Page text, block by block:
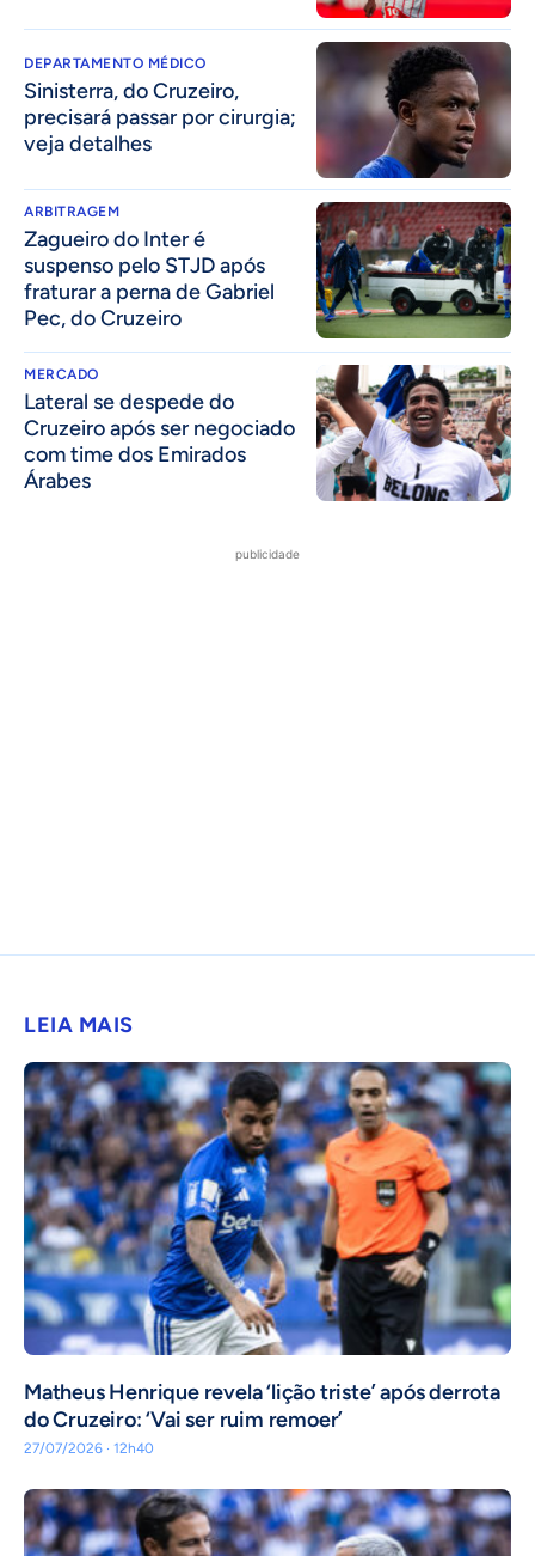
DEPARTAMENTO MÉDICO
Sinisterra, do Cruzeiro,
precisará passar por cirurgia;
veja detalhes
ARBITRAGEM
Zagueiro do Inter é
suspenso pelo STJD após
fraturar a perna de Gabriel
Pec, do Cruzeiro
MERCADO
Lateral se despede do
Cruzeiro após ser negociado
com time dos Emirados
Árabes
publicidade
LEIA MAIS
Matheus Henrique revela ‘lição triste’ após derrota
do Cruzeiro: ‘Vai ser ruim remoer’
27/07/2026 · 12h40